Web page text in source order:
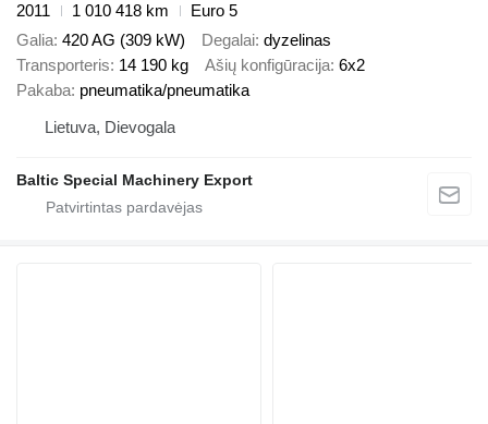
2011
1 010 418 km
Euro 5
Galia 420 AG (309 kW) Degalai dyzelinas
Transporteris 14 190 kg Ašių konfigūracija 6x2
Pakaba pneumatika/pneumatika
Lietuva, Dievogala
Baltic Special Machinery Export